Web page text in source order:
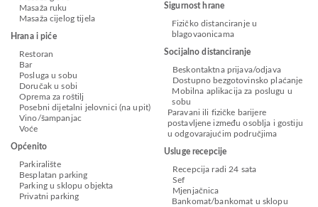
Masaža ruku
Masaža cijelog tijela
Hrana i piće
Restoran
Bar
Posluga u sobu
Doručak u sobi
Oprema za roštilj
Posebni dijetalni jelovnici (na upit)
Vino/šampanjac
Voće
Općenito
Parkiralište
Besplatan parking
Parking u sklopu objekta
Privatni parking
Sigurnost hrane
Fizičko distanciranje u
blagovaonicama
Socijalno distanciranje
Beskontaktna prijava/odjava
Dostupno bezgotovinsko plaćanje
Mobilna aplikacija za poslugu u
sobu
Paravani ili fizičke barijere
postavljene između osoblja i gostiju
u odgovarajućim područjima
Usluge recepcije
Recepcija radi 24 sata
Sef
Mjenjačnica
Bankomat/bankomat u sklopu